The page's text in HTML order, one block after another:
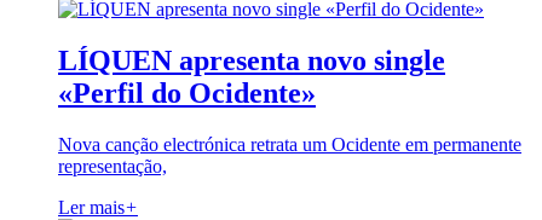
LÍQUEN apresenta novo single
«Perfil do Ocidente»
Nova canção electrónica retrata um Ocidente em permanente
representação,
Ler mais+